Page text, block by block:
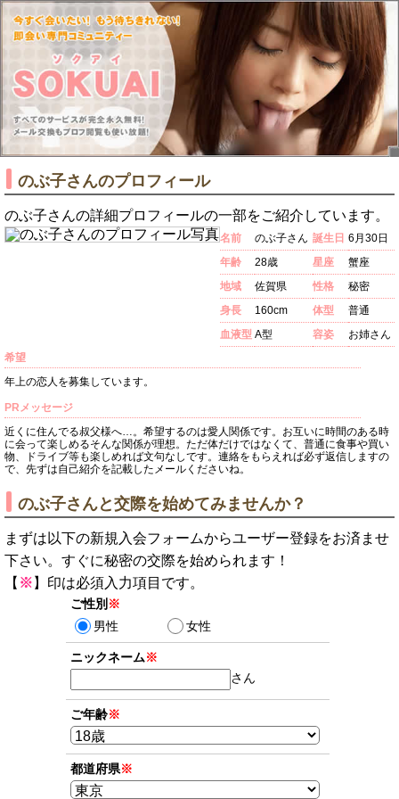
のぶ子さんのプロフィール
のぶ子さんの詳細プロフィールの一部をご紹介しています。
名前 のぶ子さん 誕生日 6月30日
年齢
28歳 星座
蟹座
地域
佐賀県 性格
秘密
身長
160cm 体型
普通
血液型 A型 容姿
お姉さん
希望
年上の恋人を募集しています。
PRメッセージ
近くに住んでる叔父様へ…。希望するのは愛人関係です。お互いに時間のある時
に会って楽しめるそんな関係が理想。ただ体だけではなくて、普通に食事や買い
物、ドライブ等も楽しめれば文句なしです。連絡をもらえれば必ず返信しますの
で、先ずは自己紹介を記載したメールくださいね。
のぶ子さんと交際を始めてみませんか？
まずは以下の新規入会フォームからユーザー登録をお済ませ
下さい。すぐに秘密の交際を始められます！
【 ※ 】印は必須入力項目です。